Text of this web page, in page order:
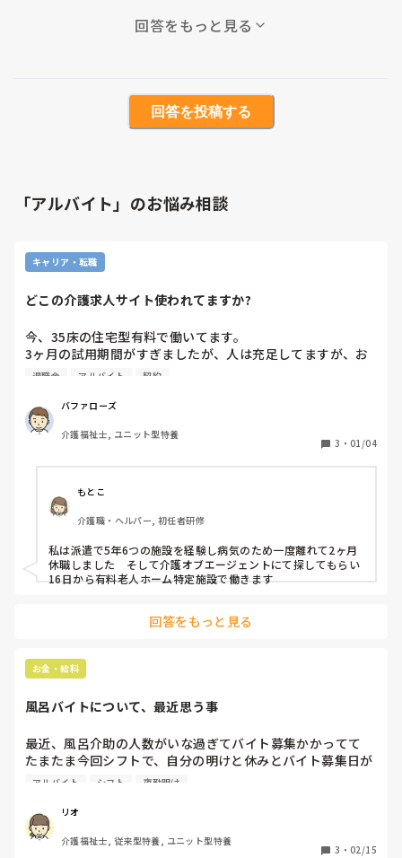
回答をもっと見る
回答を投稿する
「アルバイト」のお悩み相談
キャリア・転職
どこの介護求人サイト使われてますか?
今、35床の住宅型有料で働いてます。
3ヶ月の試用期間がすぎましたが、人は充足してますが、お
しゃべりの多い、細かくうるさい、入居者は、もの言う人が
確認したのに、雇用契約書もらったら、社長が決めてるみた
いで、面接官でない。勤務態度、会社の状況によるなどの条
件付きの2年間の賞与なし、退職金なしの契約社員でした。
52歳で従来型特養、老健、ユニツト特養1年半、今回の住宅
型有料で15年の経験ある男です。大阪市内に住んでます。
年明けから、働きながら3月まで、資格の勉強したいので期
間限定で、探してみることにしました。
住宅型など訪問介護は、時間通りするのが容量悪くて苦手な
ので、選択から外すことにしました。
働きながら、カイテク介護バイトで122回やつてます。
停止です。
大阪市内で安定した正社員で評判の良いところで働きたいで
退職金 アルバイト 契約
バファローズ
介護福祉士, ユニット型特養
3 ・ 01/04
もとこ
介護職・ヘルパー, 初任者研修
私は派遣で5年6つの施設を経験し病気のため一度離れて2ヶ月
休職しました　そして介護オブエージェントにて探してもらい
16日から有料老人ホーム特定施設で働きます
回答をもっと見る
お金・給料
風呂バイトについて、最近思う事
最近、風呂介助の人数がいな過ぎてバイト募集かかってて
たまたま今回シフトで、自分の明けと休みとバイト募集日が
被ってるとこ多くて行ってたら、事務員さんから 休み少な
別日には  毎日来るのキツくない？ と言われ、、、
最初は稼げると思って何も考えずに行きよったけど、
日に日に行きづらくなってきたこの頃(￣▽￣;)
アルバイト シフト 夜勤明け
リオ
介護福祉士, 従来型特養, ユニット型特養
3 ・ 02/15